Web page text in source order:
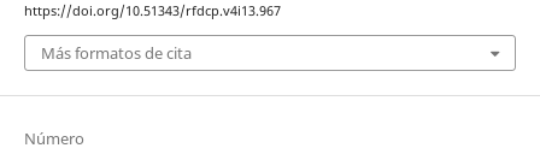
https://doi.org/10.51343/rfdcp.v4i13.967
Más formatos de cita
Número